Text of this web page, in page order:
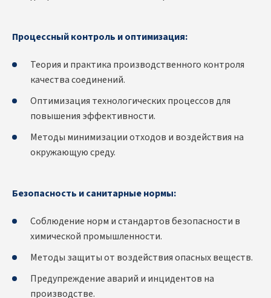
Процессный контроль и оптимизация:
Теория и практика производственного контроля
качества соединений.
Оптимизация технологических процессов для
повышения эффективности.
Методы минимизации отходов и воздействия на
окружающую среду.
Безопасность и санитарные нормы:
Соблюдение норм и стандартов безопасности в
химической промышленности.
Методы защиты от воздействия опасных веществ.
Предупреждение аварий и инцидентов на
производстве.